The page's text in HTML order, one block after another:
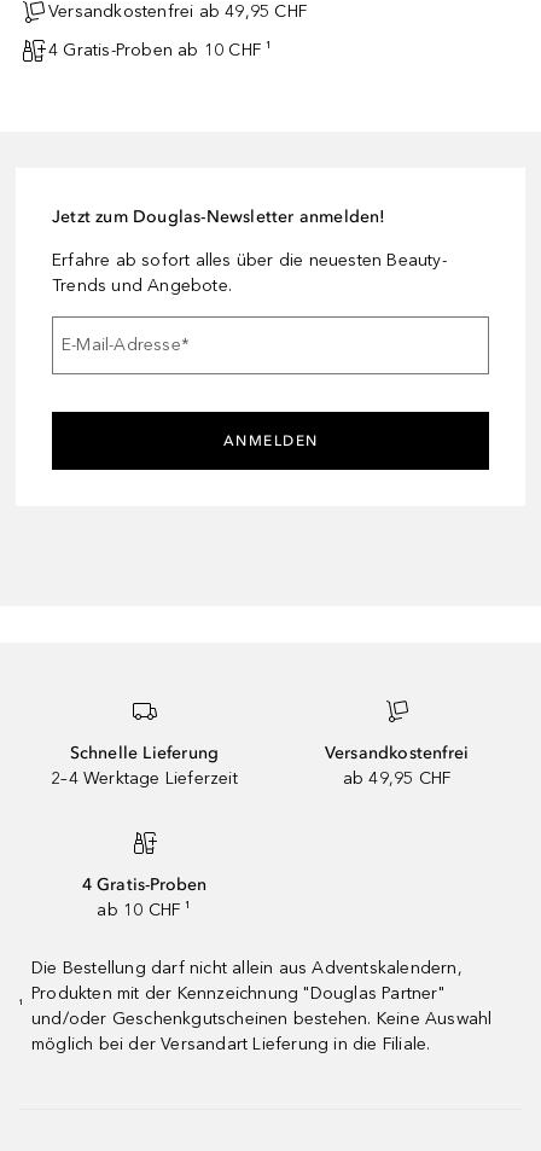
Versandkostenfrei ab 49,95 CHF
4 Gratis-Proben ab 10 CHF ¹
Jetzt zum Douglas-Newsletter anmelden!
Erfahre ab sofort alles über die neuesten Beauty-
Trends und Angebote.
E-Mail-Adresse*
ANMELDEN
Schnelle Lieferung
2–4 Werktage Lieferzeit
Versandkostenfrei
ab 49,95 CHF
4 Gratis-Proben
ab 10 CHF ¹
¹
Die Bestellung darf nicht allein aus Adventskalendern,
Produkten mit der Kennzeichnung "Douglas Partner"
und/oder Geschenkgutscheinen bestehen. Keine Auswahl
möglich bei der Versandart Lieferung in die Filiale.